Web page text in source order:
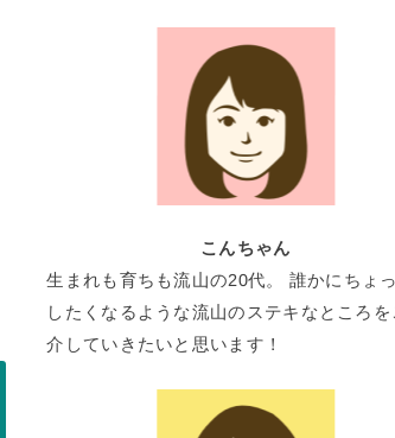
こんちゃん
生まれも育ちも流山の20代。 誰かにちょ
したくなるような流山のステキなところを
介していきたいと思います！